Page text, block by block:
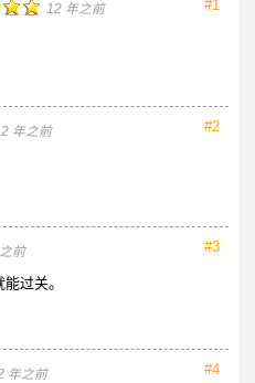
#1
12 年之前
#2
年之前
#3
前
过关。
#4
年之前